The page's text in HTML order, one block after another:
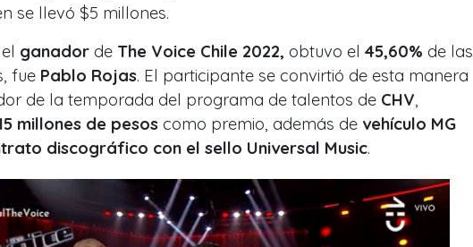
se llevó $5 millones.
ganador de The Voice Chile 2022, obtuvo el 45,60% de las
fue Pablo Rojas. El participante se convirtió de esta manera
de la temporada del programa de talentos de CHV
millones de pesos como premio, además de vehículo MG
discográfico con el sello Universal Music.